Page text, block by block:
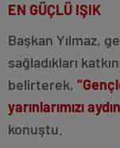
EN GÜÇLÜ IŞIK
Başkan Yılmaz,
sağladıkları
belirterek,
yarınlarımızı
konuştu.